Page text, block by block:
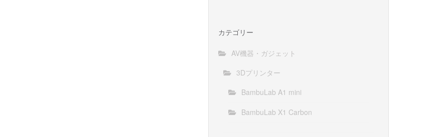
カテゴリー
AV機器・ガジェット
3Dプリンター
BambuLab A1 mini
BambuLab X1 Carbon